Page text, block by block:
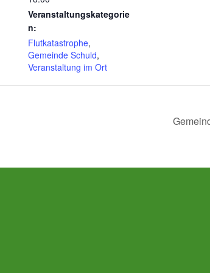
Veranstaltungskategorie
n:
Flutkatastrophe,
Gemeinde Schuld,
Veranstaltung im Ort